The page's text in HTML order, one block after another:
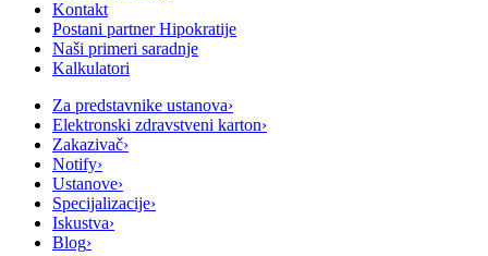
Kontakt
Postani partner Hipokratije
Naši primeri saradnje
Kalkulatori
Za predstavnike ustanova›
Elektronski zdravstveni karton›
Zakazivač›
Notify›
Ustanove›
Specijalizacije›
Iskustva›
Blog›